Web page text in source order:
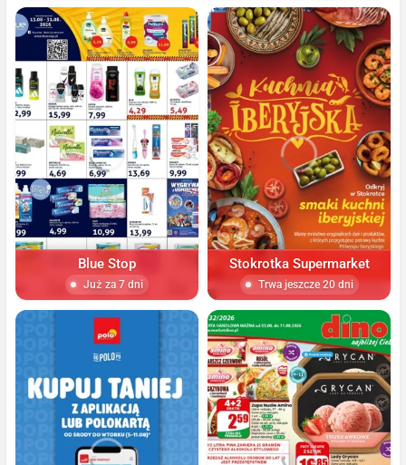
Blue Stop
Już za 7 dni
Stokrotka Supermarket
Trwa jeszcze 20 dni